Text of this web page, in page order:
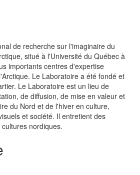
de recherche sur l'imaginaire du
situé à l'Université du Québec à
importants centres d'expertise
Le Laboratoire a été fondé et
Le Laboratoire est un lieu de
de diffusion, de mise en valeur et
du Nord et de l'hiver en culture,
et société. Il entretient des
nordiques.